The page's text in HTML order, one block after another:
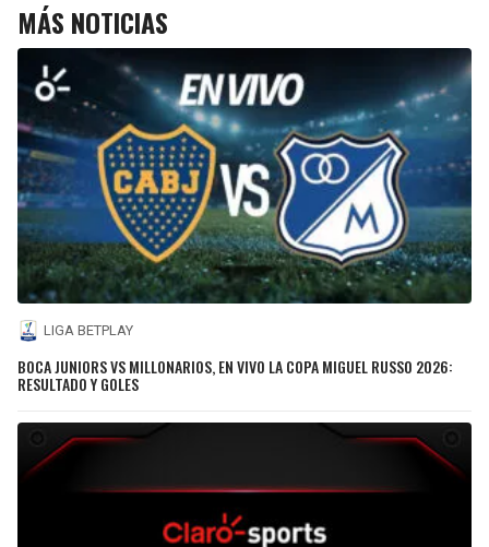
MÁS NOTICIAS
LIGA BETPLAY
BOCA JUNIORS VS MILLONARIOS, EN VIVO LA COPA MIGUEL RUSSO 2026:
RESULTADO Y GOLES